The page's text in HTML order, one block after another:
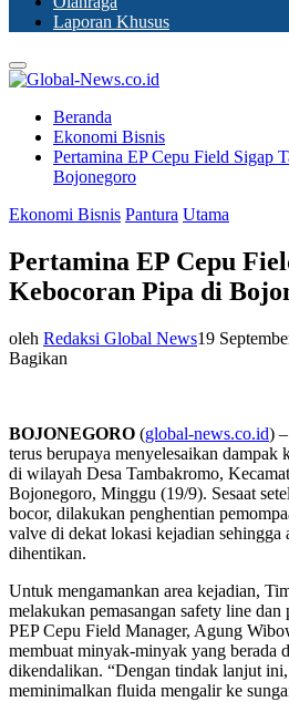
Laporan Khusus
Primary
Menu
Beranda
Ekonomi Bisnis
Pertamina EP Cepu Field Sigap
Bojonegoro
Ekonomi Bisnis Pantura Utama
Pertamina EP Cepu
Kebocoran Pipa di
oleh Redaksi Global News19
Bagikan
BOJONEGORO (global-news.co.id)
terus berupaya menyelesaikan dampak
di wilayah Desa Tambakromo,
Bojonegoro, Minggu (19/9). Sesaat
bocor, dilakukan penghentian
valve di dekat lokasi kejadian sehingga
dihentikan.
Untuk mengamankan area kejadian,
melakukan pemasangan safety line
PEP Cepu Field Manager, Agung
membuat minyak-minyak yang berada
dikendalikan. “Dengan tindak lanjut
meminimalkan fluida mengalir ke